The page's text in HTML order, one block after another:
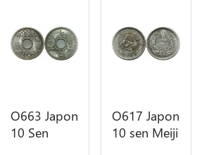
O663 Japon
10 Sen
O617 Japon
10 sen Meiji